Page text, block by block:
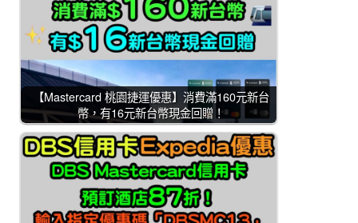
【Mastercard 桃園捷運優惠】消費滿160元新台
幣，有16元新台幣現金回贈！